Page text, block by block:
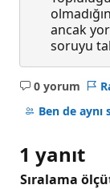
ancak
soruyu
0 yorum
Açıklama
yok
Ben de
1 yanıt
Sıralama